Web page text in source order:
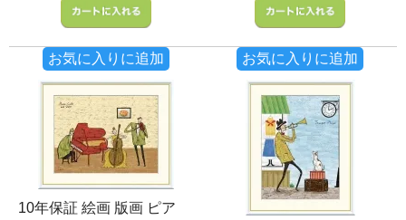
お気に入りに追加 お気に入りに追加
10年保証 絵画 版画 ピア